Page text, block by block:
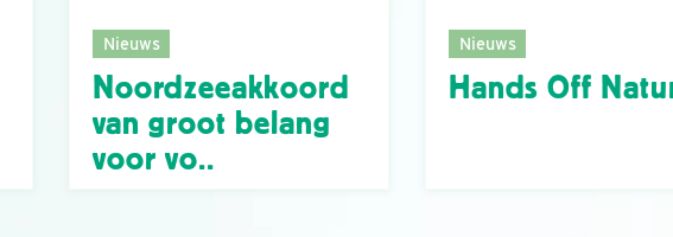
Nieuws
Noordzeeakkoord
van groot belang
voor vo..
Nieuws
Hands Off